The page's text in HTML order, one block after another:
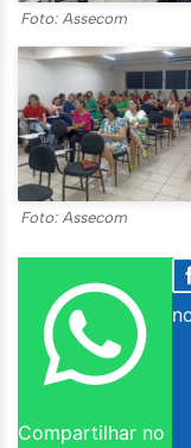
Foto: Assecom
Foto: Assecom
Compartilhar no